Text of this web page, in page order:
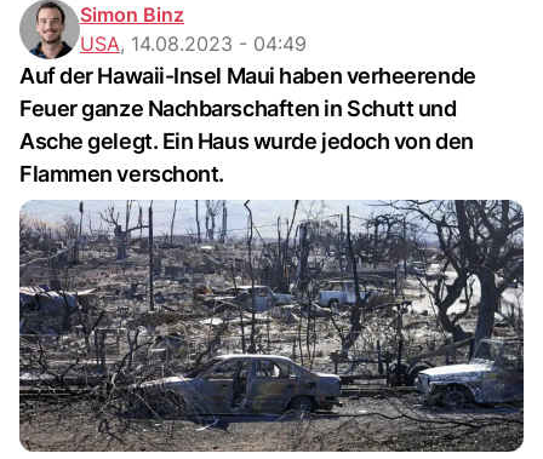
Simon Binz
USA, 14.08.2023 - 04:49
Auf der Hawaii-Insel Maui haben verheerende
Feuer ganze Nachbarschaften in Schutt und
Asche gelegt. Ein Haus wurde jedoch von den
Flammen verschont.